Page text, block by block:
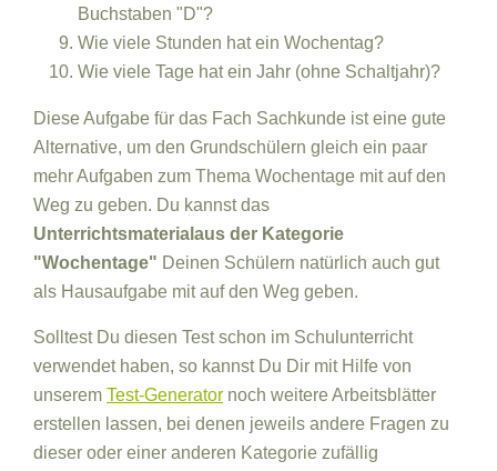
Buchstaben "D"?
Wie viele Stunden hat ein Wochentag?
Wie viele Tage hat ein Jahr (ohne Schaltjahr)?
Diese Aufgabe für das Fach Sachkunde ist eine gute
Alternative, um den Grundschülern gleich ein paar
mehr Aufgaben zum Thema Wochentage mit auf den
Weg zu geben. Du kannst das
Unterrichtsmaterialaus der Kategorie
"Wochentage" Deinen Schülern natürlich auch gut
als Hausaufgabe mit auf den Weg geben.
Solltest Du diesen Test schon im Schulunterricht
verwendet haben, so kannst Du Dir mit Hilfe von
unserem Test-Generator noch weitere Arbeitsblätter
erstellen lassen, bei denen jeweils andere Fragen zu
dieser oder einer anderen Kategorie zufällig